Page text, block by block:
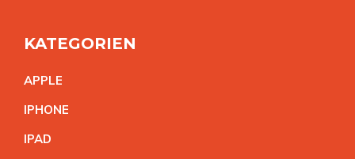
KATEGORIEN
APPLE
IPHONE
IPAD